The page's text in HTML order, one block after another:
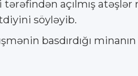
açılmış
söyləyib.
basdırdığı minanın